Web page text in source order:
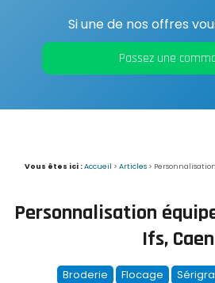
Si une de nos offres
Passez une
Vous êtes ici :Accueil > Articles>
Personnalisation
Ifs, Caen
Broderie Flocage